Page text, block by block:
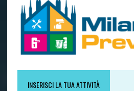
INSERISCI LA TUA ATTIVITÀ